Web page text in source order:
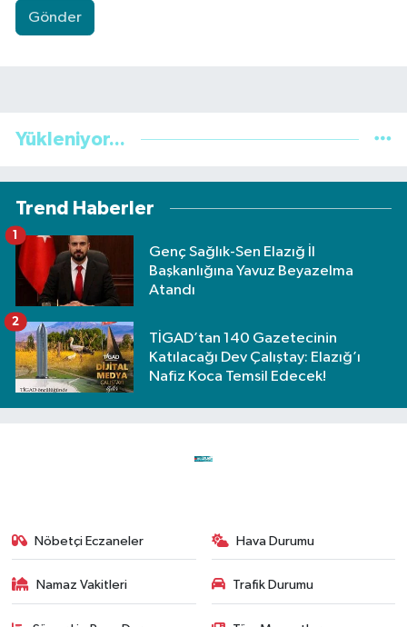
Gönder
Yükleniyor...
Trend Haberler
Genç Sağlık-Sen Elazığ İl
Başkanlığına Yavuz Beyazelma
Atandı
1
TİGAD’tan 140 Gazetecinin
Katılacağı Dev Çalıştay: Elazığ’ı
Nafiz Koca Temsil Edecek!
2
Nöbetçi Eczaneler Hava Durumu
Namaz Vakitleri Trafik Durumu